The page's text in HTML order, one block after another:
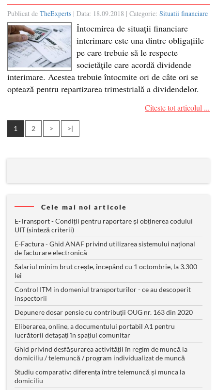
Publicat de TheExperts | Data: 18.09.2018 | Categorie: Situatii financiare
Întocmirea de situații financiare
interimare este una dintre obligațiile
pe care trebuie să le respecte
societățile care acordă dividende
interimare. Acestea trebuie întocmite ori de câte ori se
optează pentru repartizarea trimestrială a dividendelor.
Citeste tot articolul ...
1 2 > >|
Cele mai noi articole
E-Transport - Condiții pentru raportare și obținerea codului
UIT (sinteză criterii)
E-Factura - Ghid ANAF privind utilizarea sistemului național
de facturare electronică
Salariul minim brut crește, începând cu 1 octombrie, la 3.300
lei
Control ITM in domeniul transporturilor - ce au descoperit
inspectorii
Depunere dosar pensie cu contribuții OUG nr. 163 din 2020
Eliberarea, online, a documentului portabil A1 pentru
lucrătorii detașați în spațiul comunitar
Ghid privind desfășurarea activității în regim de muncă la
domiciliu / telemuncă / program individualizat de muncă
Studiu comparativ: diferența între telemuncă și munca la
domiciliu